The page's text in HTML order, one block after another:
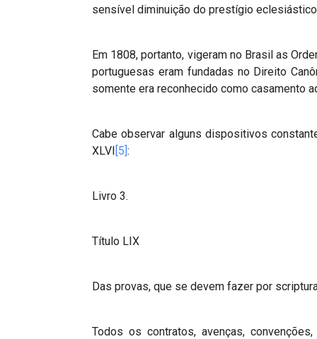
sensível diminuição do prestígio
Em 1808, portanto, vigeram no Brasil as
portuguesas eram fundadas no Direito
somente era reconhecido como casamento
Cabe observar alguns dispositivos
XLVI[5]:
Livro 3.
Título LIX
Das provas, que se devem fazer por
Todos os contratos, avenças,